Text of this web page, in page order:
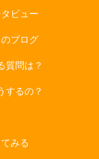
ビュー
ブログ
質問は？
するの？
みる